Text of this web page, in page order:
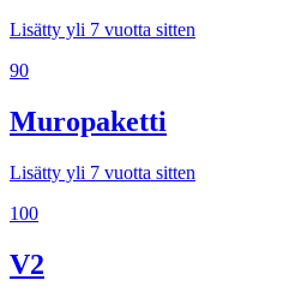
Lisätty yli 7 vuotta sitten
90
Muropaketti
Lisätty yli 7 vuotta sitten
100
V2